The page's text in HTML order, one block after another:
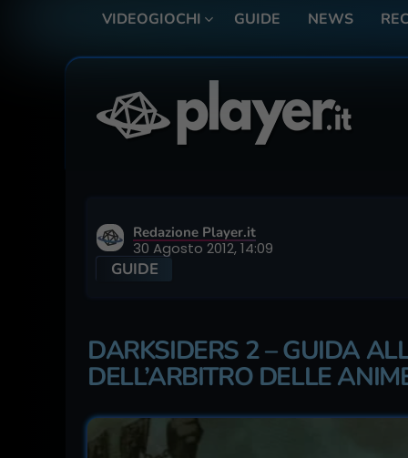
VIDEOGIOCHI GUIDE NEWS
Redazione Player.it
30 Agosto 2012, 14:09
GUIDE
DARKSIDERS 2 – GUIDA
DELL’ARBITRO DELLE